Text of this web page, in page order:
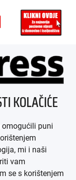
KOLAČIĆE
puni
mi i naši
vam
se s korištenjem